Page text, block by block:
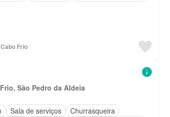
Frio
São Pedro da Aldeia
Sala de serviços
Churrasqueira